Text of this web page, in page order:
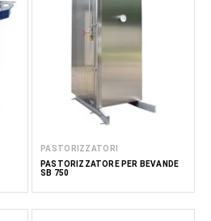
PASTORIZZATORI
PASTORIZZATORE PER BEVANDE
SB 750